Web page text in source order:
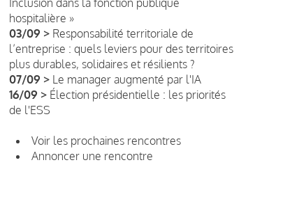
hospitalière »
03/09 > Responsabilité territoriale de
l’entreprise : quels leviers pour des territoires
plus durables, solidaires et résilients ?
07/09 > Le manager augmenté par l'IA
16/09 > Élection présidentielle : les priorités
de l'ESS
Voir les prochaines rencontres
Annoncer une rencontre